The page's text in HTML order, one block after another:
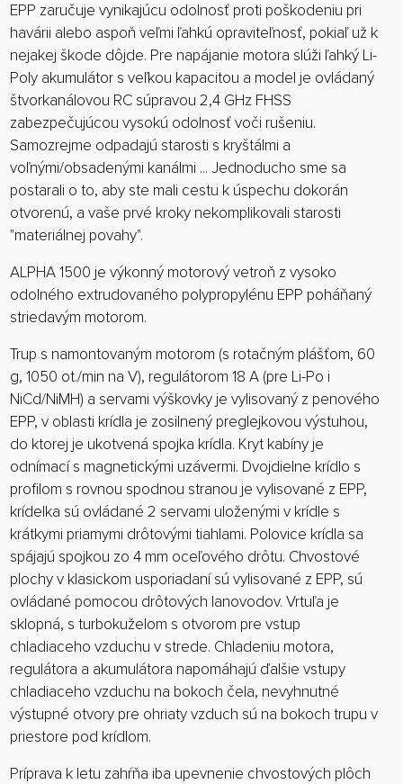
EPP zaručuje vynikajúcu odolnosť proti poškodeniu pri
havárii alebo aspoň veľmi ľahkú opraviteľnosť, pokiaľ už k
nejakej škode dôjde. Pre napájanie motora slúži ľahký Li-
Poly akumulátor s veľkou kapacitou a model je ovládaný
štvorkanálovou RC súpravou 2,4 GHz FHSS
zabezpečujúcou vysokú odolnosť voči rušeniu.
Samozrejme odpadajú starosti s kryštálmi a
voľnými/obsadenými kanálmi ... Jednoducho sme sa
postarali o to, aby ste mali cestu k úspechu dokorán
otvorenú, a vaše prvé kroky nekomplikovali starosti
"materiálnej povahy".
ALPHA 1500 je výkonný motorový vetroň z vysoko
odolného extrudovaného polypropylénu EPP poháňaný
striedavým motorom.
Trup s namontovaným motorom (s rotačným plášťom, 60
g, 1050 ot./min na V), regulátorom 18 A (pre Li-Po i
NiCd/NiMH) a servami výškovky je vylisovaný z penového
EPP, v oblasti krídla je zosilnený preglejkovou výstuhou,
do ktorej je ukotvená spojka krídla. Kryt kabíny je
odnímací s magnetickými uzávermi. Dvojdielne krídlo s
profilom s rovnou spodnou stranou je vylisované z EPP,
krídelka sú ovládané 2 servami uloženými v krídle s
krátkymi priamymi drôtovými tiahlami. Polovice krídla sa
spájajú spojkou zo 4 mm oceľového drôtu. Chvostové
plochy v klasickom usporiadaní sú vylisované z EPP, sú
ovládané pomocou drôtových lanovodov. Vrtuľa je
sklopná, s turbokuželom s otvorom pre vstup
chladiaceho vzduchu v strede. Chladeniu motora,
regulátora a akumulátora napomáhajú ďalšie vstupy
chladiaceho vzduchu na bokoch čela, nevyhnutné
výstupné otvory pre ohriaty vzduch sú na bokoch trupu v
priestore pod krídlom.
Príprava k letu zahŕňa iba upevnenie chvostových plôch